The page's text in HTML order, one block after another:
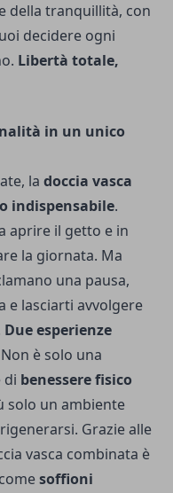
della tranquillità, con
decidere ogni
Libertà totale,
in un unico
la doccia vasca
indispensabile.
aprire il getto e in
la giornata. Ma
una pausa,
e lasciarti avvolgere
Due esperienze
Non è solo una
di benessere fisico
solo un ambiente
Grazie alle
vasca combinata è
soffioni